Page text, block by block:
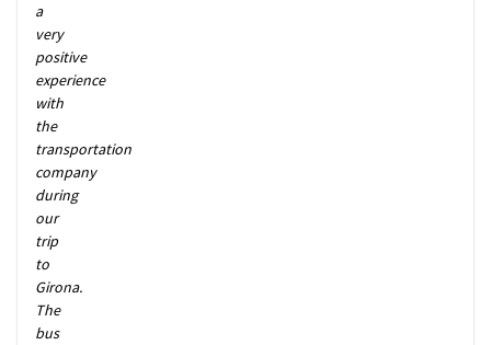
a
very
positive
experience
with
the
transportation
company
during
our
trip
to
Girona.
The
bus